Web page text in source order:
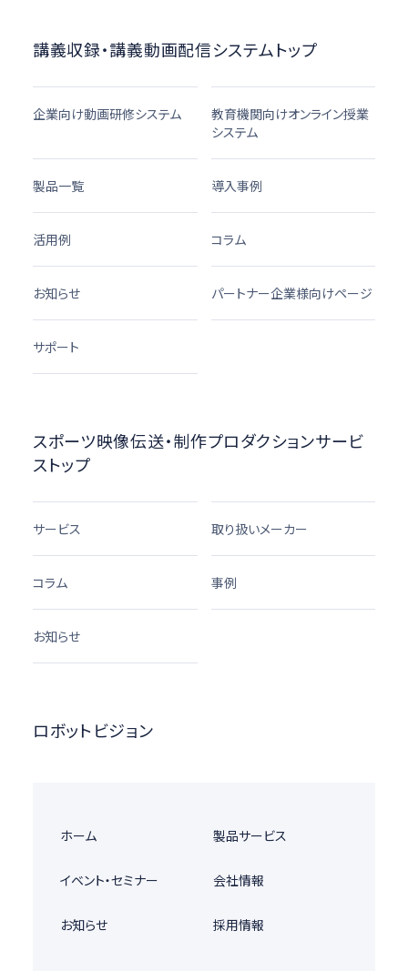
講義収録・講義動画配信システムトップ
企業向け動画研修システム
教育機関向けオンライン授業
システム
製品一覧 導入事例
活用例 コラム
お知らせ パートナー企業様向けページ
サポート
スポーツ映像伝送・制作プロダクションサービ
ストップ
サービス 取り扱いメーカー
コラム 事例
お知らせ
ロボットビジョン
ホーム 製品サービス
イベント・セミナー 会社情報
お知らせ 採用情報